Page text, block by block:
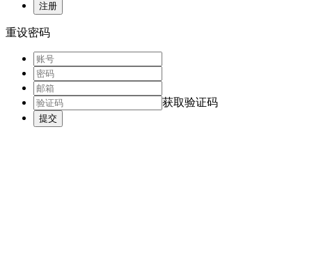
注册
重设密码
获取验证码
提交